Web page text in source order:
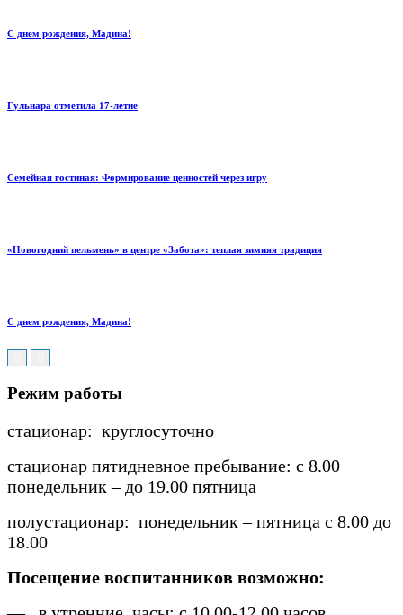
С днем рождения, Мадина!
Гульнара отметила 17‑летие
Семейная гостиная: Формирование ценностей через игру
«Новогодний пельмень» в центре «Забота»: теплая зимняя традиция
С днем рождения, Мадина!
Режим работы
стационар: круглосуточно
стационар пятидневное пребывание: с 8.00
понедельник – до 19.00 пятница
полустационар: понедельник – пятница с 8.00 до
18.00
Посещение воспитанников возможно: